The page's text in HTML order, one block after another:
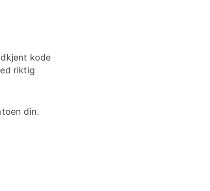
kode
riktig
din.